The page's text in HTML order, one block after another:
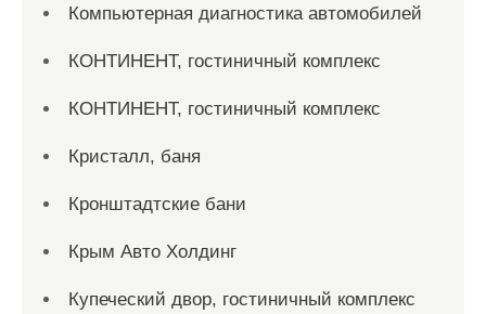
Компьютерная диагностика автомобилей
КОНТИНЕНТ, гостиничный комплекс
КОНТИНЕНТ, гостиничный комплекс
Кристалл, баня
Кронштадтские бани
Крым Авто Холдинг
Купеческий двор, гостиничный комплекс